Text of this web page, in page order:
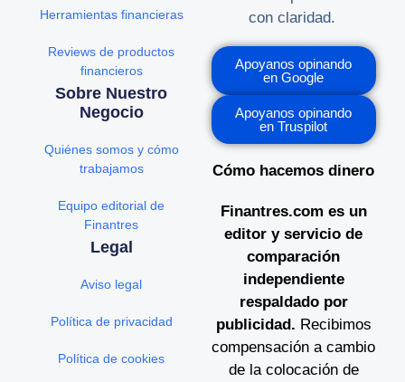
con claridad.
Apoyanos opinando
en Google
Apoyanos opinando
en Truspilot
Cómo hacemos dinero
Finantres.com es un
editor y servicio de
comparación
independiente
respaldado por
publicidad. Recibimos
compensación a cambio
de la colocación de
Herramientas financieras
Reviews de productos
financieros
Sobre Nuestro
Negocio
Quiénes somos y cómo
trabajamos
Equipo editorial de
Finantres
Legal
Aviso legal
Política de privacidad
Política de cookies